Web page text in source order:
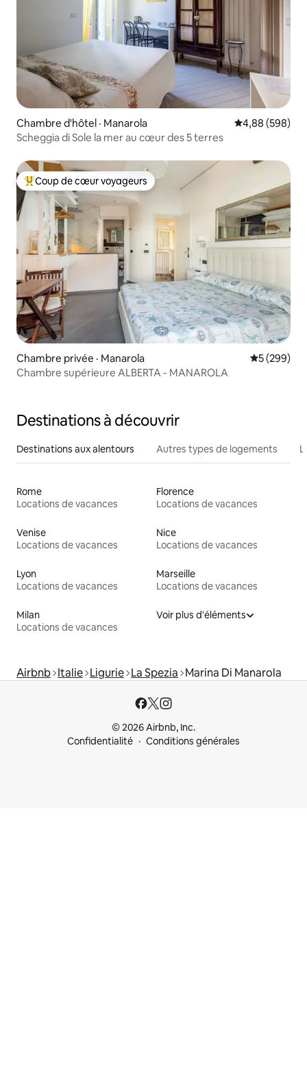
Chambre d'hôtel · Manarola Note
4,88 (598)
Scheggia di Sole la mer au cœur des 5 terres
Coup de cœur voyageurs parmi les plus aimés
Coup de cœur voyageurs
Chambre privée · Manarola Note
5 (299)
Chambre supérieure ALBERTA - MANAROLA
Destinations à découvrir
Destinations aux alentours Autres types de logements
Rome
Locations de vacances
Florence
Locations de vacances
Venise
Locations de vacances
Nice
Locations de vacances
Lyon
Locations de vacances
Marseille
Locations de vacances
Milan
Locations de vacances
Voir plus d'éléments
Airbnb Italie Ligurie La Spezia Marina Di Manarola
© 2026 Airbnb, Inc.
Confidentialité
Conditions générales